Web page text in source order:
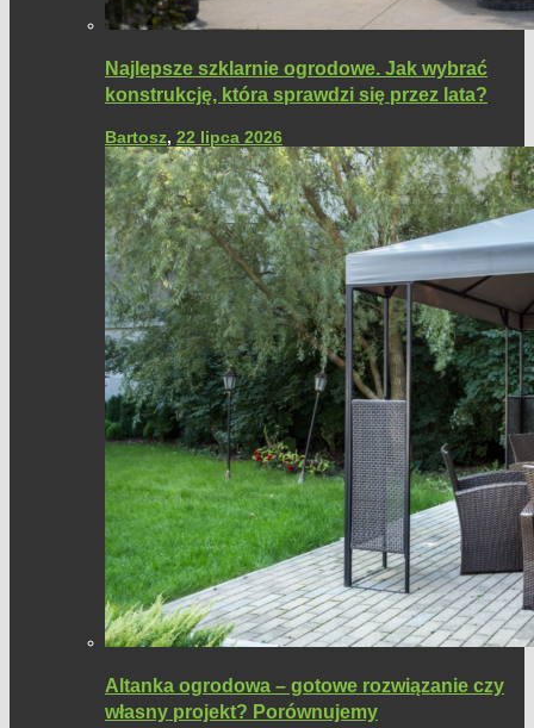
Najlepsze szklarnie ogrodowe. Jak wybrać
konstrukcję, która sprawdzi się przez lata?
Bartosz, 22 lipca 2026
Altanka ogrodowa – gotowe rozwiązanie czy
własny projekt? Porównujemy